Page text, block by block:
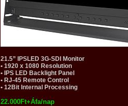
21.5” IPSLED 3G-SDI Monitor
• 1920 x 1080 Resolution
• IPS LED Backlight Panel
• RJ-45 Remote Control
• 12Bit Internal Processing
22.000Ft+Áfa/nap